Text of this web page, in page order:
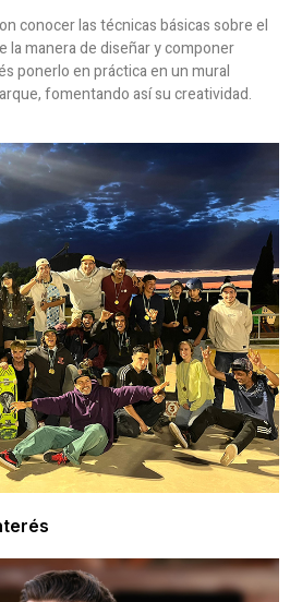
conocer las técnicas básicas sobre el
la manera de diseñar y componer
ponerlo en práctica en un mural
fomentando así su creatividad.